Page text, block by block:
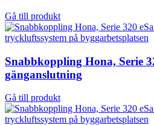
Gå till produkt
Snabbkoppling Hona, Serie
gänganslutning
Gå till produkt